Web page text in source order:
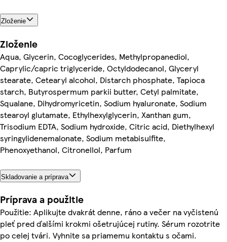
Zloženie
Zloženie
Aqua, Glycerin, Cocoglycerides, Methylpropanediol,
Caprylic/capric triglyceride, Octyldodecanol, Glyceryl
stearate, Cetearyl alcohol, Distarch phosphate, Tapioca
starch, Butyrospermum parkii butter, Cetyl palmitate,
Squalane, Dihydromyricetin, Sodium hyaluronate, Sodium
stearoyl glutamate, Ethylhexylglycerin, Xanthan gum,
Trisodium EDTA, Sodium hydroxide, Citric acid, Diethylhexyl
syringylidenemalonate, Sodium metabisulfite,
Phenoxyethanol, Citronellol, Parfum
Skladovanie a príprava
Príprava a použitie
Použitie: Aplikujte dvakrát denne, ráno a večer na vyčistenú
pleť pred ďalšími krokmi ošetrujúcej rutiny. Sérum rozotrite
po celej tvári. Vyhnite sa priamemu kontaktu s očami.